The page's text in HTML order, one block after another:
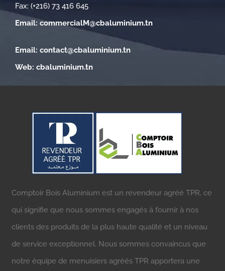
Fax: (+216) 73 416 645
Email: commercialM@cbaluminium.tn
Email: contact@cbaluminium.tn
Web: cbaluminium.tn
Comptoir Bois Aluminium est un revendeur agréé TPR, ce
qui signifie que nous sommes engagés à fournir à nos
clients des produits de la plus haute qualité et un niveau
de service exceptionnel. Nous sommes convaincus que
notre équipe de menuisiers agréés TPR apportera une